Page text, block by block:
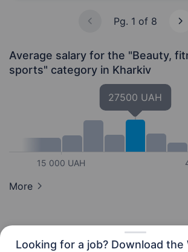
Looking for a job? Download the
Pg. 1 of 8
Average salary for the "Beauty,
sports" category in Kharkiv
15 000 UAH
27500 UAH
More